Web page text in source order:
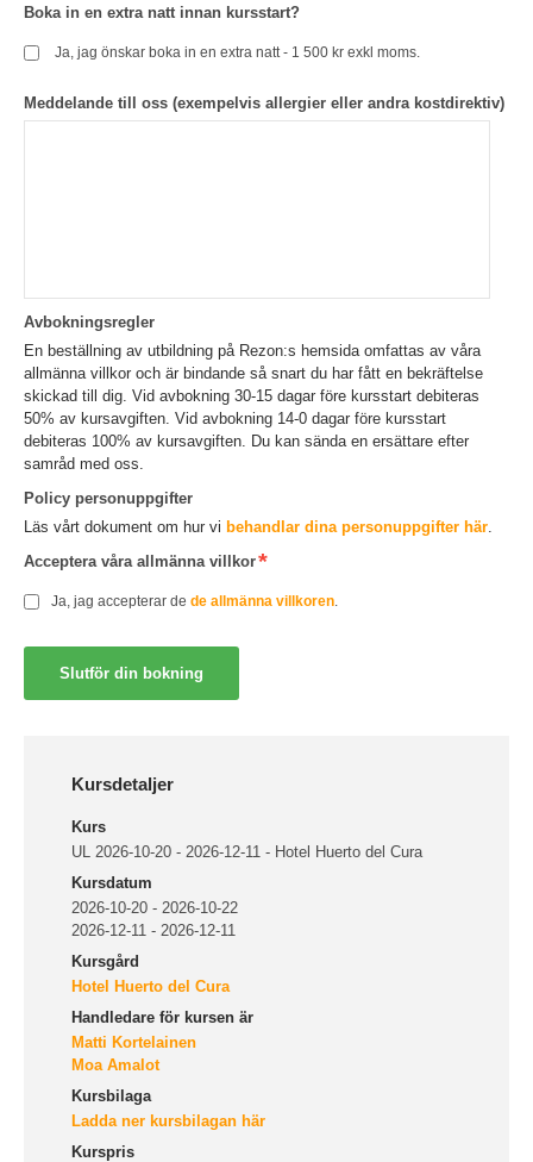
Boka in en extra natt innan kursstart?
Ja, jag önskar boka in en extra natt - 1 500 kr exkl moms.
Meddelande till oss (exempelvis allergier eller andra kostdirektiv)
Avbokningsregler
En beställning av utbildning på Rezon:s hemsida omfattas av våra
allmänna villkor och är bindande så snart du har fått en bekräftelse
skickad till dig. Vid avbokning 30-15 dagar före kursstart debiteras
50% av kursavgiften. Vid avbokning 14-0 dagar före kursstart
debiteras 100% av kursavgiften. Du kan sända en ersättare efter
samråd med oss.
Policy personuppgifter
Läs vårt dokument om hur vi behandlar dina personuppgifter här.
Acceptera våra allmänna villkor
Ja, jag accepterar de de allmänna villkoren
Kursdetaljer
Kurs
UL 2026-10-20 - 2026-12-11 - Hotel Huerto del Cura
Kursdatum
2026-10-20 - 2026-10-22
2026-12-11 - 2026-12-11
Kursgård
Hotel Huerto del Cura
Handledare för kursen är
Matti Kortelainen
Moa Amalot
Kursbilaga
Ladda ner kursbilagan här
Kurspris